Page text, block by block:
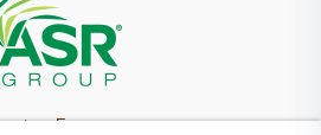
Empresa